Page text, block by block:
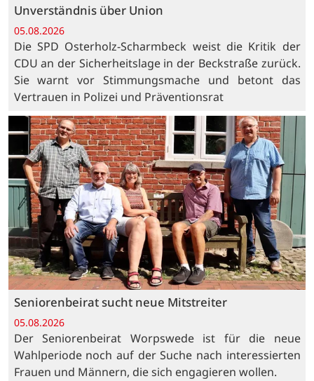
Unverständnis über Union
05.08.2026
Die SPD Osterholz-Scharmbeck weist die Kritik der
CDU an der Sicherheitslage in der Beckstraße zurück.
Sie warnt vor Stimmungsmache und betont das
Vertrauen in Polizei und Präventionsrat
Seniorenbeirat sucht neue Mitstreiter
05.08.2026
Der Seniorenbeirat Worpswede ist für die neue
Wahlperiode noch auf der Suche nach interessierten
Frauen und Männern, die sich engagieren wollen.